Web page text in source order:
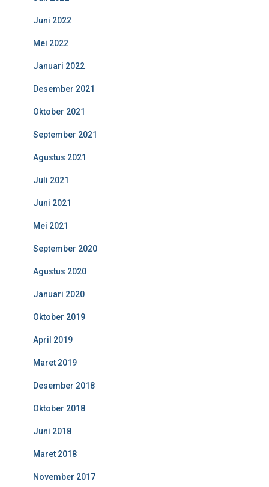
Juni 2022
Mei 2022
Januari 2022
Desember 2021
Oktober 2021
September 2021
Agustus 2021
Juli 2021
Juni 2021
Mei 2021
September 2020
Agustus 2020
Januari 2020
Oktober 2019
April 2019
Maret 2019
Desember 2018
Oktober 2018
Juni 2018
Maret 2018
November 2017